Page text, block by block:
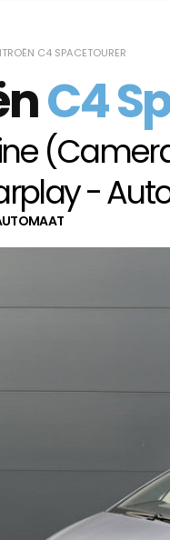
C4 SPACETOURER
C4
-